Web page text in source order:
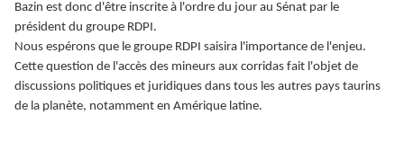
Bazin est donc d'être inscrite à l'ordre du jour au Sénat par le
président du groupe RDPI.
Nous espérons que le groupe RDPI saisira l'importance de l'enjeu.
Cette question de l'accès des mineurs aux corridas fait l'objet de
discussions politiques et juridiques dans tous les autres pays taurins
de la planète, notamment en Amérique latine.